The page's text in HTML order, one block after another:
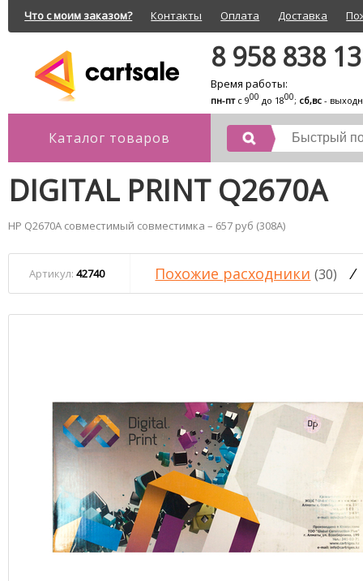
Что с моим заказом? Контакты Оплата Доставка
8 958 838
Время работы:
пн-птс 900 до 1800; сб,вс -
Каталог товаров
DIGITAL PRINT Q2670A
HP Q2670A совместимый совместимка – 657 руб (308A)
Артикул: 42740 Похожие расходники (30) /